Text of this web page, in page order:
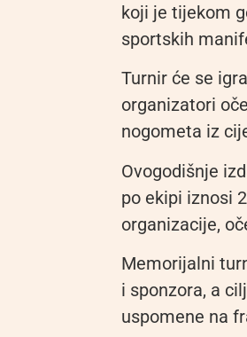
koji je tijekom
sportskih
Turnir će se
organizatori
nogometa iz
Ovogodišnje
po ekipi iznosi
organizacije,
Memorijalni
i sponzora, a
uspomene na